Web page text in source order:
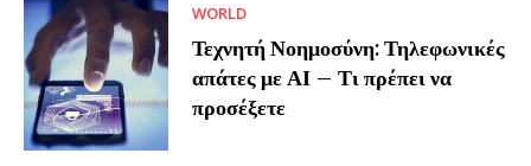
WORLD
Τεχνητή Νοημοσύνη: Τηλεφωνικές
απάτες με ΑΙ – Τι πρέπει να
προσέξετε